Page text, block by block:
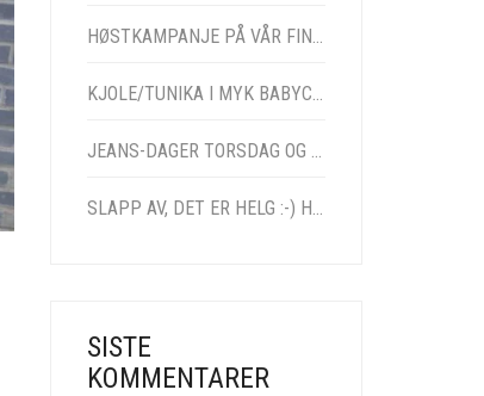
HØSTKAMPANJE PÅ VÅR FINE BOMULLSCARDIGAN I MANGE FARGER! NÅ KUN 490,- SÅ LANGT LAGERET REKKER! FRI FRAKT!
KJOLE/TUNIKA I MYK BABYCORD! FINNES I MANGE FARGER OG STØRRELSER FRA SMAL – XXL!
JEANS-DAGER TORSDAG OG FREDAG! MINUS 50% PÅ VÅR BESTSELGER! NÅ KUN 295,- FRI FRAKT! TORSDAGSÅPENT I VÅRT SHOWROOM FRA 12 – 18!
SLAPP AV, DET ER HELG :-) HVA ER VEL BEDRE ENN Å KRYPE INN I EN DIGG KOSEDRESS PÅ FREDAGSKVELDEN!
SISTE
KOMMENTARER